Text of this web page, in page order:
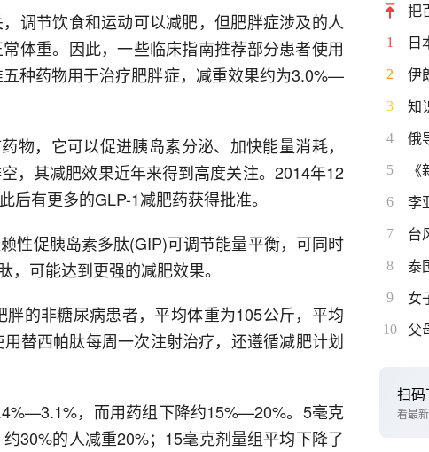
调节饮食和运动可以减肥，但肥胖症涉及的人
体重。因此，一些临床指南推荐部分患者使用
种药物用于治疗肥胖症，减重效果约为3.0%—
物，它可以促进胰岛素分泌、加快能量消耗，
，其减肥效果近年来得到高度关注。2014年12
后有更多的GLP-1减肥药获得批准。
性促胰岛素多肽(GIP)可调节能量平衡，可同时
可能达到更强的减肥效果。
的非糖尿病患者，平均体重为105公斤，平均
替西帕肽每周一次注射治疗，还遵循减肥计划
，而用药组下降约15%—20%。5毫克
30%的人减重20%；15毫克剂量组平均下降了
把
1
2 伊
3 知
4 俄
5
6 李
7 台
8 泰
9 女
10
扫码
看最